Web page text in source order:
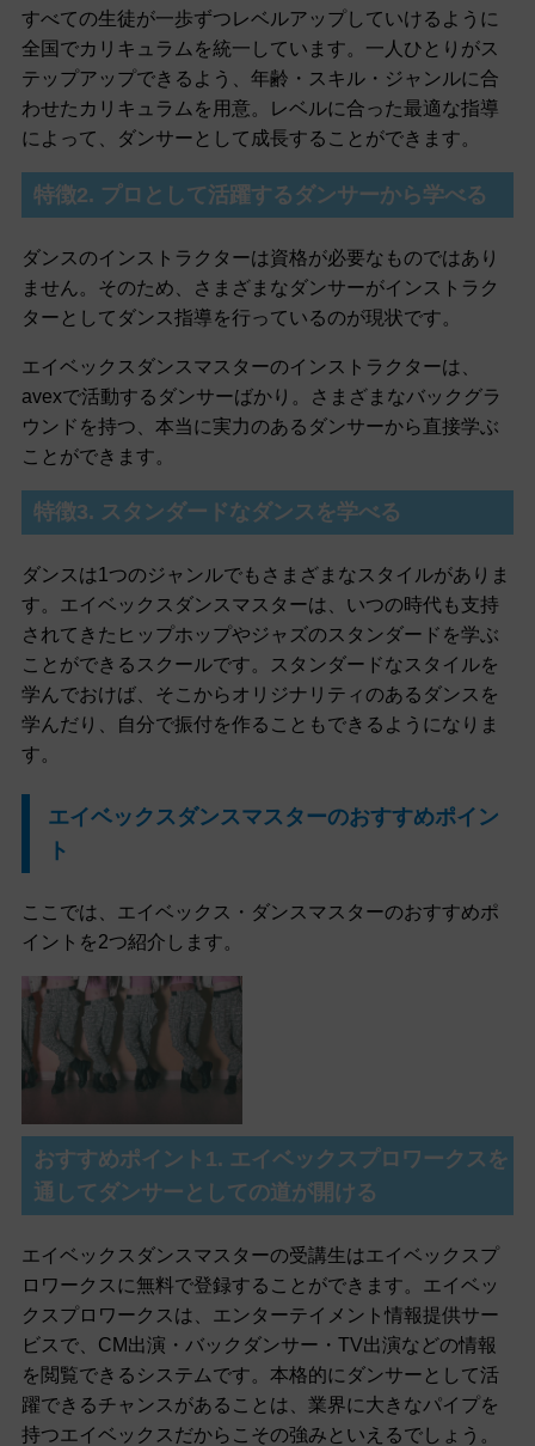
すべての生徒が一歩ずつレベルアップしていけるように
全国でカリキュラムを統一しています。一人ひとりがス
テップアップできるよう、年齢・スキル・ジャンルに合
わせたカリキュラムを用意。レベルに合った最適な指導
によって、ダンサーとして成長することができます。
特徴2. プロとして活躍するダンサーから学べる
ダンスのインストラクターは資格が必要なものではあり
ません。そのため、さまざまなダンサーがインストラク
ターとしてダンス指導を行っているのが現状です。
エイベックスダンスマスターのインストラクターは、
avexで活動するダンサーばかり。さまざまなバックグラ
ウンドを持つ、本当に実力のあるダンサーから直接学ぶ
ことができます。
特徴3. スタンダードなダンスを学べる
ダンスは1つのジャンルでもさまざまなスタイルがありま
す。エイベックスダンスマスターは、いつの時代も支持
されてきたヒップホップやジャズのスタンダードを学ぶ
ことができるスクールです。スタンダードなスタイルを
学んでおけば、そこからオリジナリティのあるダンスを
学んだり、自分で振付を作ることもできるようになりま
す。
エイベックスダンスマスターのおすすめポイン
ト
ここでは、エイベックス・ダンスマスターのおすすめポ
イントを2つ紹介します。
おすすめポイント1. エイベックスプロワークスを
通してダンサーとしての道が開ける
エイベックスダンスマスターの受講生はエイベックスプ
ロワークスに無料で登録することができます。エイベッ
クスプロワークスは、エンターテイメント情報提供サー
ビスで、CM出演・バックダンサー・TV出演などの情報
を閲覧できるシステムです。本格的にダンサーとして活
躍できるチャンスがあることは、業界に大きなパイプを
持つエイベックスだからこその強みといえるでしょう。